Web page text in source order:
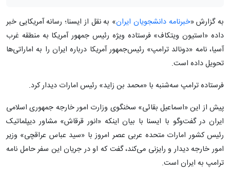
به گزارش «خبرنامه دانشجویان ایران» به نقل از ایسنا؛ رسانه آمریکایی خبر
داده «استیون ویتکاف» فرستاده ویژه رئیس جمهور آمریکا به منطقه غرب
آسیا، نامه «دونالد ترامپ» رئیس‌جمهور آمریکا درباره ایران را به اماراتی‌ها
تحویل داده است.
فرستاده ترامپ سه‌شنبه با «محمد بن زاید» رئیس امارات دیدار کرد.
پیش از این «اسماعیل بقائی» سخنگوی وزارت امور خارجه جمهوری اسلامی
ایران در گفت‌وگو با ایسنا با بیان اینکه «انور قرقاش» مشاور دیپلماتیک
رئیس کشور امارات متحده عربی عصر امروز با «سید عباس عراقچی» وزیر
امور خارجه دیدار و رایزنی می‌کند، گفت که او در جریان این سفر حامل نامه
ترامپ به ایران است.